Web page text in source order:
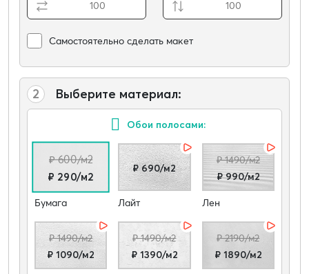
Самостоятельно сделать макет
2 Выберите материал:
Обои полосами:
₽ 600/м2
₽ 290/м2
Бумага
₽ 690/м2
Лайт
₽ 1490/м2
₽ 990/м2
Лен
₽ 1490/м2
₽ 1090/м2
₽ 1490/м2
₽ 1390/м2
₽ 2190/м2
₽ 1890/м2